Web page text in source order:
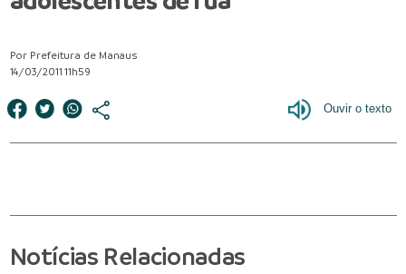
Por Prefeitura de Manaus
14/03/2011 11h59
Notícias Relacionadas